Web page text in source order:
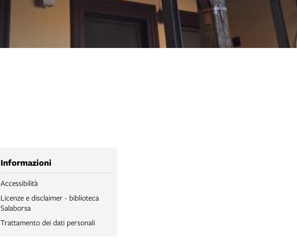
Informazioni
Accessibilità
Licenze e disclaimer - biblioteca
Salaborsa
Trattamento dei dati personali